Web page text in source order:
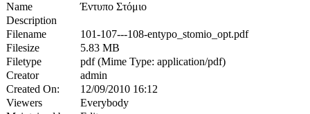
Name
Έντυπο Στόμιο
Description
Filename
101-107---108-entypo_stomio_opt.pdf
Filesize
5.83 MB
Filetype
pdf (Mime Type: application/pdf)
Creator
admin
Created On:
12/09/2010 16:12
Viewers
Everybody